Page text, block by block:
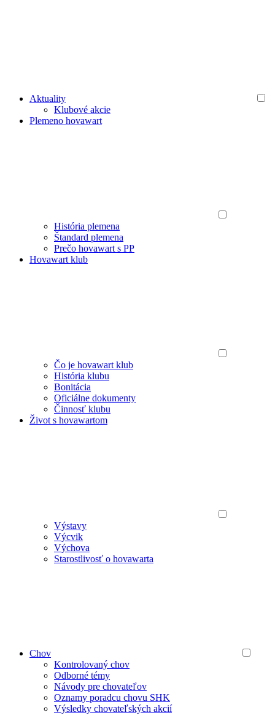
Aktuality
Klubové akcie
Plemeno hovawart
História plemena
Štandard plemena
Prečo hovawart s PP
Hovawart klub
Čo je hovawart klub
História klubu
Bonitácia
Oficiálne dokumenty
Činnosť klubu
Život s hovawartom
Výstavy
Výcvik
Výchova
Starostlivosť o hovawarta
Chov
Kontrolovaný chov
Odborné témy
Návody pre chovateľov
Oznamy poradcu chovu SHK
Výsledky chovateľských akcií